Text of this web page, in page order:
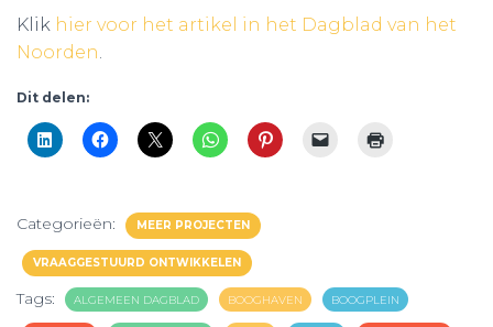
Klik hier voor het artikel in het Dagblad van het
Noorden.
Dit delen:
Categorieën: MEER PROJECTEN
VRAAGGESTUURD ONTWIKKELEN
Tags: ALGEMEEN DAGBLAD BOOGHAVEN BOOGPLEIN